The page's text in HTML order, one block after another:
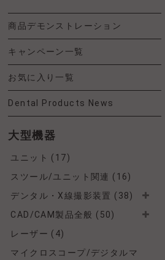
商品デモンストレーション
キャンペーン一覧
お気に入り一覧
Dental Products News
大型機器
ユニット (17)
スツール/ユニット関連 (16)
デンタル・X線撮影装置 (38)
CAD/CAM製品全般 (50)
レーザー (4)
マイクロスコープ/デジタルマ